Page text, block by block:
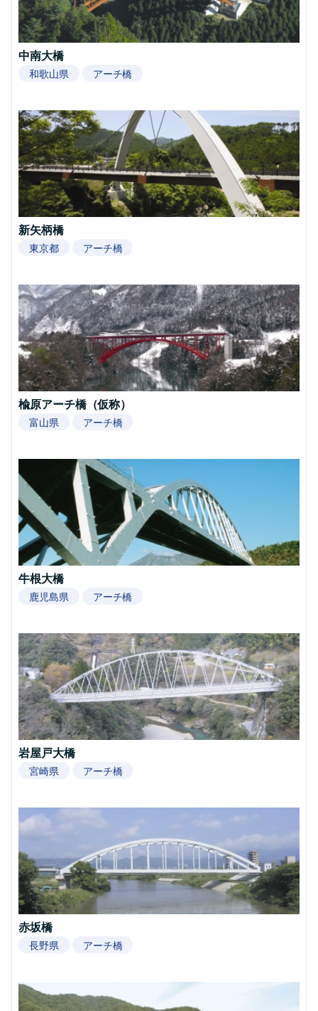
中南大橋
和歌山県 アーチ橋
新矢柄橋
東京都 アーチ橋
楡原アーチ橋（仮称）
富山県 アーチ橋
牛根大橋
鹿児島県 アーチ橋
岩屋戸大橋
宮崎県 アーチ橋
赤坂橋
長野県 アーチ橋